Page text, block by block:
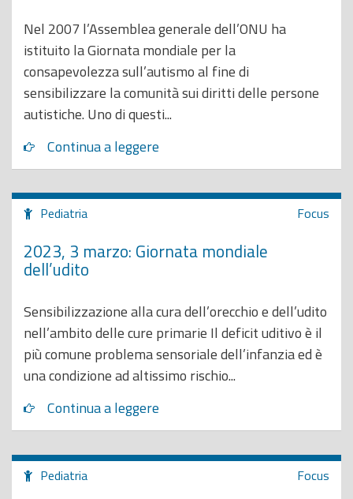
Nel 2007 l’Assemblea generale dell’ONU ha
istituito la Giornata mondiale per la
consapevolezza sull’autismo al fine di
sensibilizzare la comunità sui diritti delle persone
autistiche. Uno di questi...
Continua a leggere
Pediatria Focus
2023, 3 marzo: Giornata mondiale
dell’udito
Sensibilizzazione alla cura dell’orecchio e dell’udito
nell’ambito delle cure primarie Il deficit uditivo è il
più comune problema sensoriale dell’infanzia ed è
una condizione ad altissimo rischio...
Continua a leggere
Pediatria Focus